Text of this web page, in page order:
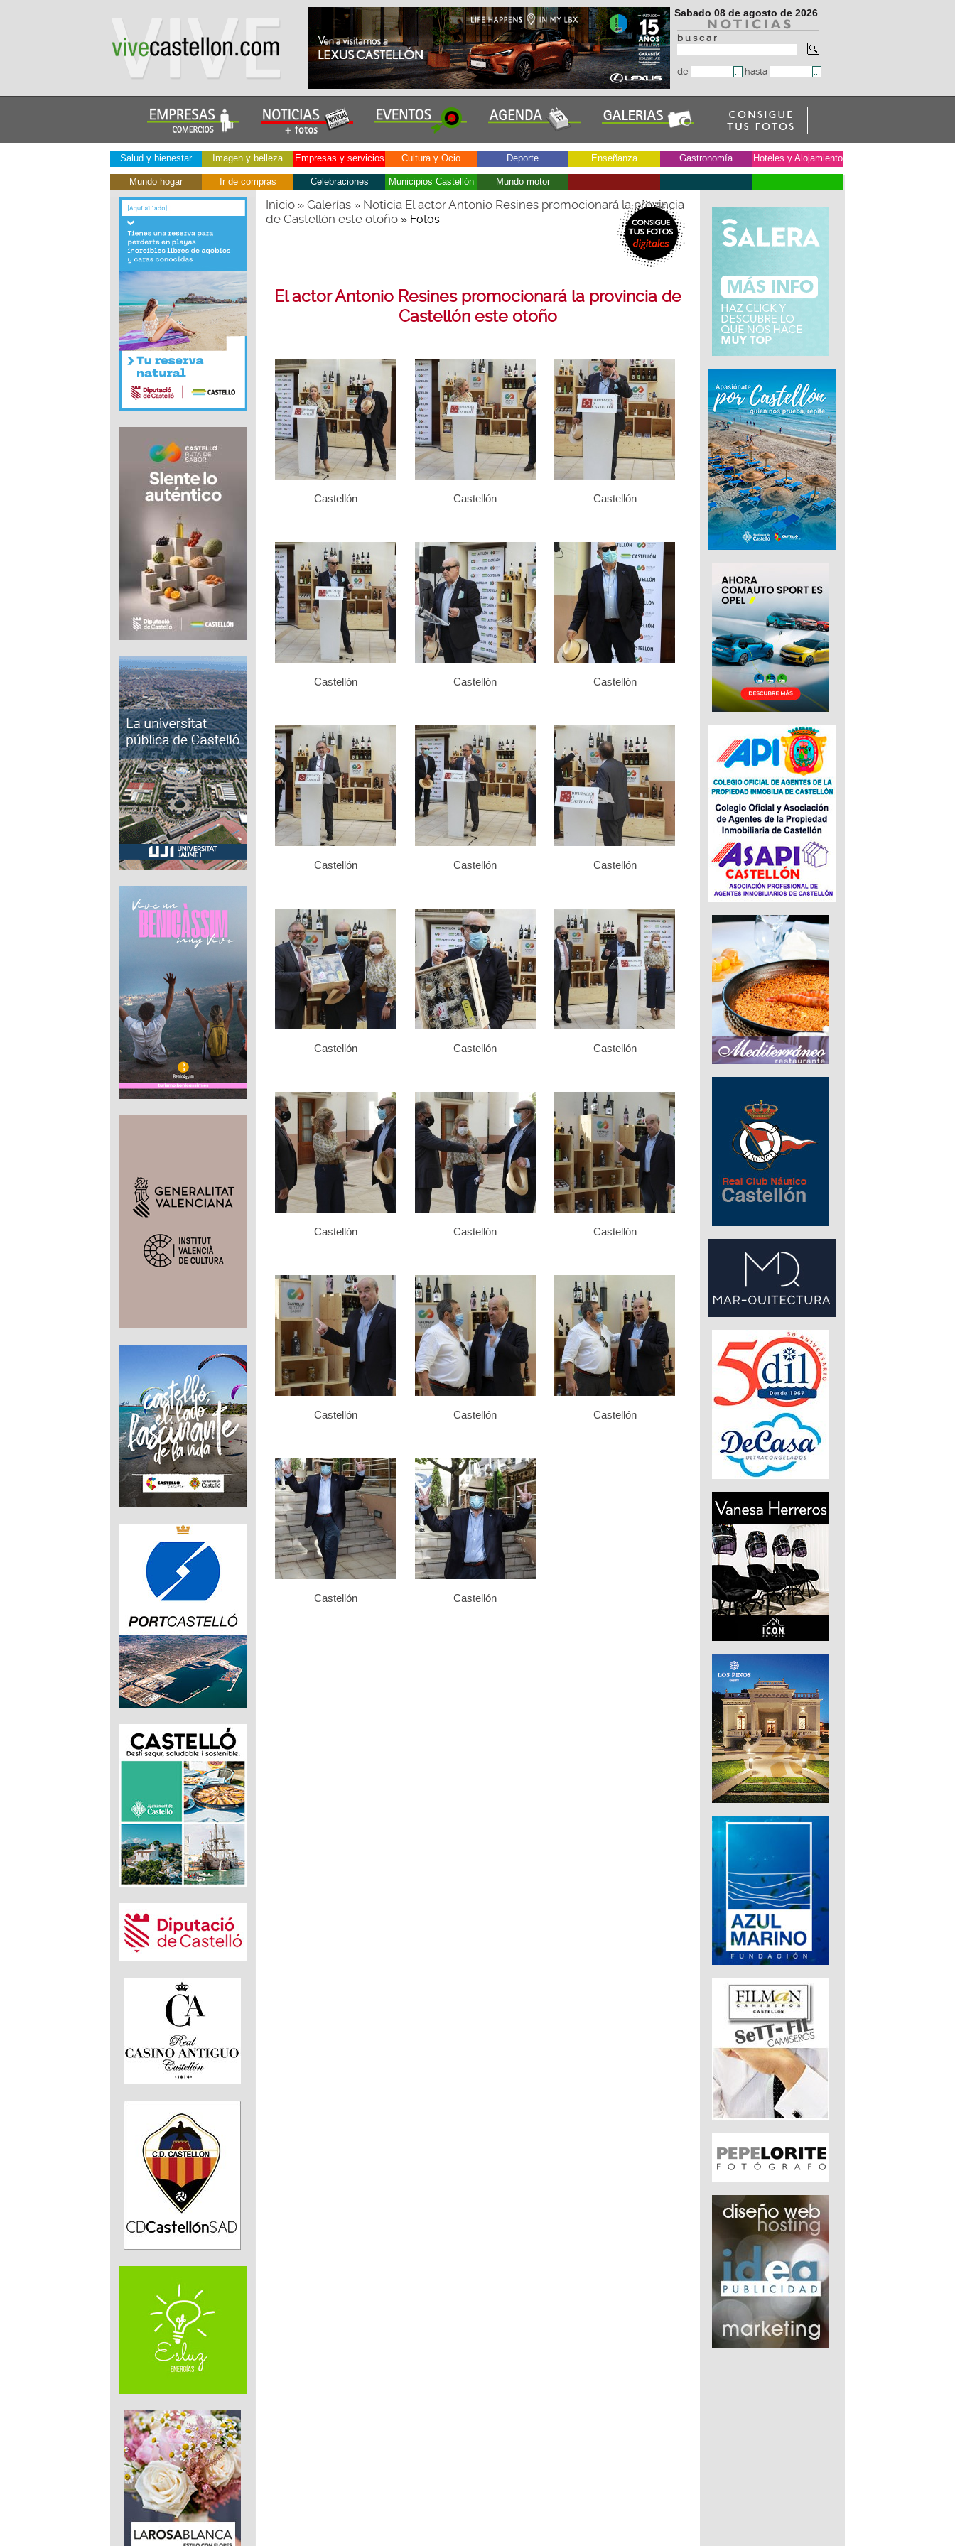
Sabado 08 de agosto de 2026
b u s c a r
de hasta
Salud y bienestar Imagen y belleza Empresas y servicios Cultura y Ocio Deporte Enseñanza Gastronomía Hoteles y Alojamiento
Mundo hogar Ir de compras Celebraciones Municipios Castellón Mundo motor
Inicio» Galerías» Noticia El actor Antonio Resines promocionará la provincia
de Castellón este otoño» Fotos
El actor Antonio Resines promocionará la provincia de
Castellón este otoño
Castellón Castellón Castellón
Castellón Castellón Castellón
Castellón Castellón Castellón
Castellón Castellón Castellón
Castellón Castellón Castellón
Castellón Castellón Castellón
Castellón Castellón